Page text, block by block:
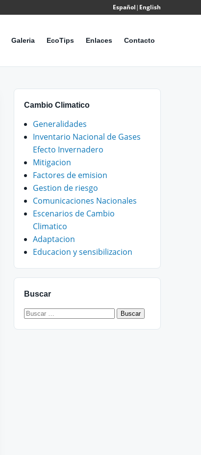
Español| English
Galeria EcoTips Enlaces Contacto
Cambio Climatico
Generalidades
Inventario Nacional de Gases
Efecto Invernadero
Mitigacion
Factores de emision
Gestion de riesgo
Comunicaciones Nacionales
Escenarios de Cambio
Climatico
Adaptacion
Educacion y sensibilizacion
Buscar
Buscar: